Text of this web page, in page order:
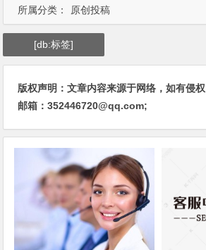
所属分类： 原创投稿
[db:标签]
版权声明：文章内容来源于网络，如有侵
邮箱：352446720@qq.com;